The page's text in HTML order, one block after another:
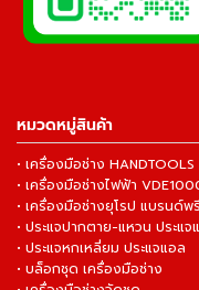
หมวดหมู่สินค้า
• เครื่องมือช่าง HANDTOOLS
• เครื่องมือช่างไฟฟ้า
• เครื่องมือช่างยุโรป แบรนด์พ
• ประแจปากตาย-แหวน ประแ
• ประแจหกเหลี่ยม ประแจแอล
• บล็อกชุด เครื่องมือช่าง